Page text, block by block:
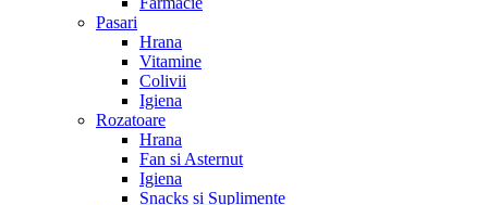
Pasari
Hrana
Vitamine
Colivii
Igiena
Rozatoare
Hrana
Fan si Asternut
Igiena
Snacks si Suplimente